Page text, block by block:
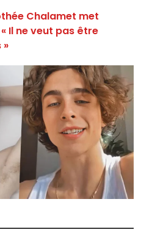
Chalamet met
Il ne veut pas être
»